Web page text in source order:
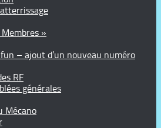
»
– ajout d’un nouveau numéro
RF
générales
Mécano